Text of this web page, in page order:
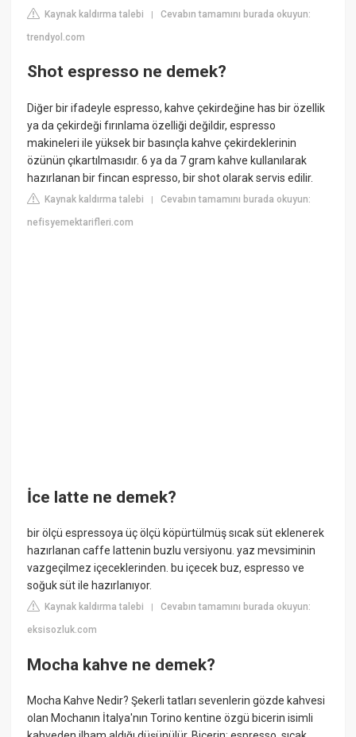
Kaynak kaldırma talebi |Cevabın tamamını burada okuyun:
trendyol.com
Shot espresso ne demek?
Diğer bir ifadeyle espresso, kahve çekirdeğine has bir özellik
ya da çekirdeği fırınlama özelliği değildir, espresso
makineleri ile yüksek bir basınçla kahve çekirdeklerinin
özünün çıkartılmasıdır. 6 ya da 7 gram kahve kullanılarak
hazırlanan bir fincan espresso, bir shot olarak servis edilir.
Kaynak kaldırma talebi |Cevabın tamamını burada okuyun:
nefisyemektarifleri.com
İce latte ne demek?
bir ölçü espressoya üç ölçü köpürtülmüş sıcak süt eklenerek
hazırlanan caffe lattenin buzlu versiyonu. yaz mevsiminin
vazgeçilmez içeceklerinden. bu içecek buz, espresso ve
soğuk süt ile hazırlanıyor.
Kaynak kaldırma talebi |Cevabın tamamını burada okuyun:
eksisozluk.com
Mocha kahve ne demek?
Mocha Kahve Nedir? Şekerli tatları sevenlerin gözde kahvesi
olan Mochanın İtalya'nın Torino kentine özgü bicerin isimli